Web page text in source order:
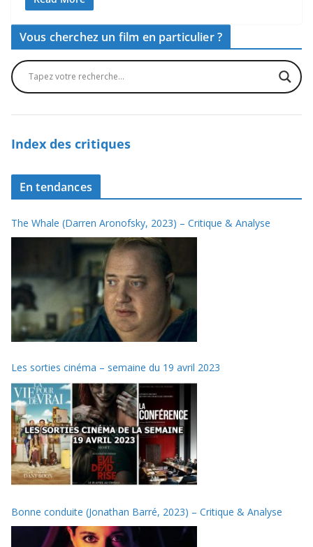
Vous cherchez un film en particulier ?
Index des critiques
En tendances
The Whale (Darren Aronofsky, 2023) – Critique & Analyse
Les sorties cinéma – semaine du 19 avril 2023
Bonne conduite (Jonathan Barré, 2023) – Critique & Analyse